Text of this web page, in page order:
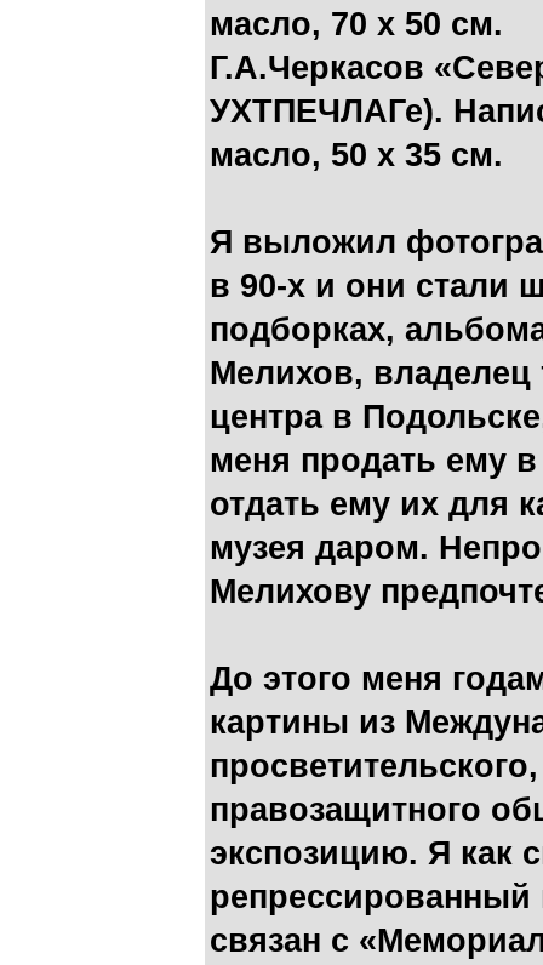
масло, 70 х 50 см.
Г.А.Черкасов
УХТПЕЧЛАГе).
масло, 50 х 35 см.
Я выложил
в 90-х и они стали
подборках,
Мелихов, владелец
центра в
меня продать ему
отдать ему их для
музея даром.
Мелихову
До этого меня
картины из
правозащитного
экспозицию. Я как
связан с